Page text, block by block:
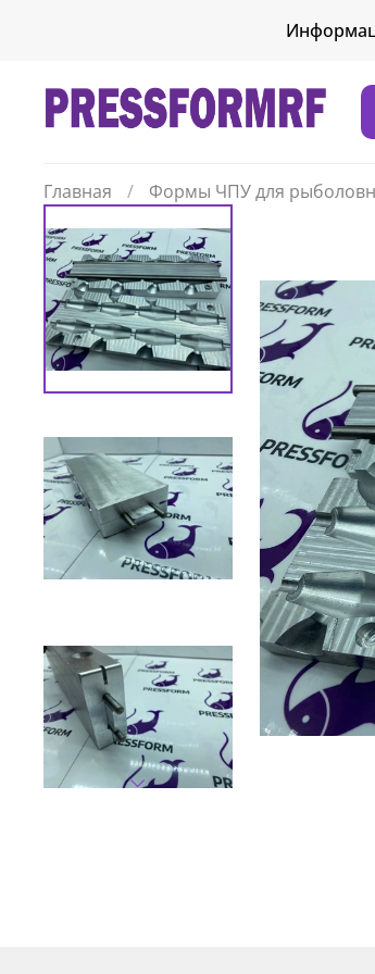
Главная Формы ЧПУ для